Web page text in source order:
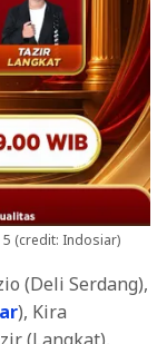
(credit: Indosiar)
(Deli Serdang),
), Kira